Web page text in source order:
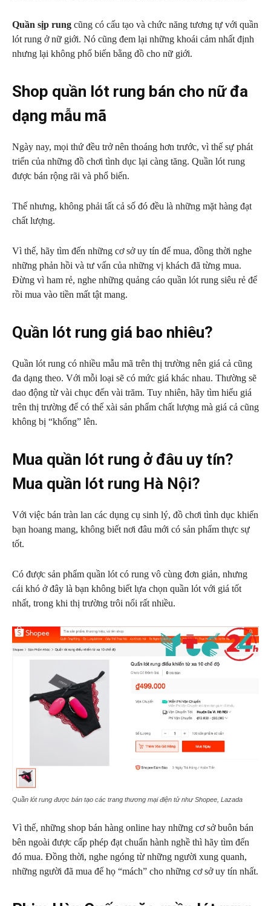
Quần sịp rung cũng có cấu tạo và chức năng tương tự với quần
lót rung ở nữ giới. Nó cũng đem lại những khoái cảm nhất định
nhưng lại không phổ biến bằng đồ cho nữ giới.
Shop quần lót rung bán cho nữ đa
dạng mẫu mã
Ngày nay, mọi thứ đều trở nên thoáng hơn trước, vì thế sự phát
triển của những đồ chơi tình dục lại càng tăng. Quần lót rung
được bán rộng rãi và phổ biến.
Thế nhưng, không phải tất cả số đó đều là những mặt hàng đạt
chất lượng.
Vì thế, hãy tìm đến những cơ sở uy tín để mua, đồng thời nghe
những phản hồi và tư vấn của những vị khách đã từng mua.
Đừng vì ham rẻ, nghe những quảng cáo quần lót rung siêu rẻ để
rồi mua vào tiền mất tật mang.
Quần lót rung giá bao nhiêu?
Quần lót rung có nhiều mẫu mã trên thị trường nên giá cả cũng
đa dạng theo. Với mỗi loại sẽ có mức giá khác nhau. Thường sẽ
dao động từ vài chục đến vài trăm. Tuy nhiên, hãy tìm hiểu giá
trên thị trường để có thể xài sản phẩm chất lượng mà giá cả cũng
không bị “khống” lên.
Mua quần lót rung ở đâu uy tín?
Mua quần lót rung Hà Nội?
Với việc bán tràn lan các dụng cụ sinh lý, đồ chơi tình dục khiến
bạn hoang mang, không biết nơi đâu mới có sản phẩm thực sự
tốt.
Có được sản phẩm quần lót có rung vô cùng đơn giản, nhưng
cái khó ở đây là bạn không biết lựa chọn quần lót với giá tốt
nhất, trong khi thị trường trôi nổi rất nhiều.
Quần lót rung được bán tạo các trang thương mại điện tử như Shopee, Lazada
Vì thế, những shop bán hàng online hay những cơ sở buôn bán
bên ngoài được cấp phép đạt chuẩn hành nghề thì hãy tìm đến
đó mua. Đồng thời, nghe ngóng từ những người xung quanh,
những người đã mua để họ “mách” cho những cơ sở uy tín nhất.